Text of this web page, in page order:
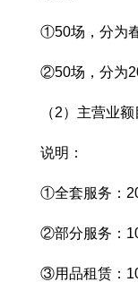
①50场，分为
②50场，分为
（2）主营业
说明：
①全套服务：
②部分服务：
③用品租赁：